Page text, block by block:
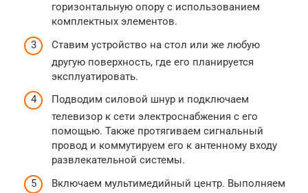
горизонтальную опору с использованием
комплектных элементов.
Ставим устройство на стол или же любую
другую поверхность, где его планируется
эксплуатировать.
Подводим силовой шнур и подключаем
телевизор к сети электроснабжения с его
помощью. Также протягиваем сигнальный
провод и коммутируем его к антенному входу
развлекательной системы.
Включаем мультимедийный центр. Выполняем